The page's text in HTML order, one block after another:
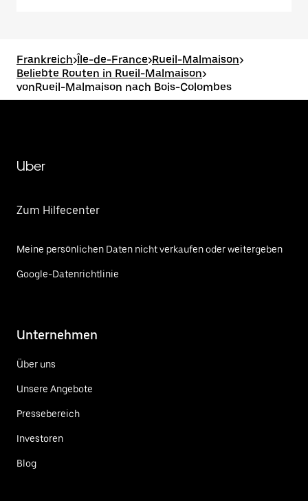
Frankreich>Île-de-France>Rueil-Malmaison>
Beliebte Routen in Rueil-Malmaison>
vonRueil-Malmaison nach Bois-Colombes
Uber
Zum Hilfecenter
Meine persönlichen Daten nicht verkaufen oder weitergeben
Google-Datenrichtlinie
Unternehmen
Über uns
Unsere Angebote
Pressebereich
Investoren
Blog